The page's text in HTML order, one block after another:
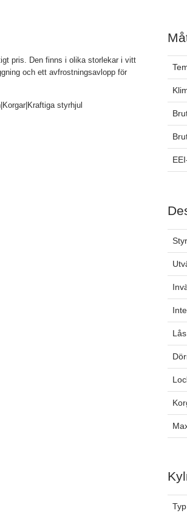
pris. Den finns i olika storlekar i vitt
och ett avfrostningsavlopp för
styrhjul
Lås